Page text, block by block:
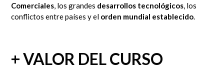
Comerciales, los grandes desarrollos tecnológicos, los
conflictos entre países y el orden mundial establecido.
+ VALOR DEL CURSO